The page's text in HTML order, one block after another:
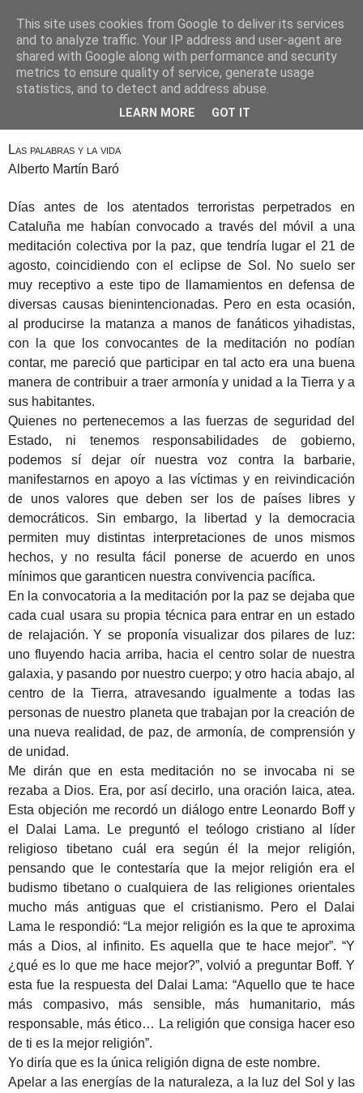
Alberto Martín Baró
2 de septiembre de 2017
Meditación por la paz
Las palabras y la vida
Alberto Martín Baró
Días antes de los atentados terroristas perpetrados en
Cataluña me habían convocado a través del móvil a una
meditación colectiva por la paz, que tendría lugar el 21 de
agosto, coincidiendo con el eclipse de Sol. No suelo ser
muy receptivo a este tipo de llamamientos en defensa de
diversas causas bienintencionadas. Pero en esta ocasión,
al producirse la matanza a manos de fanáticos yihadistas,
con la que los convocantes de la meditación no podían
contar, me pareció que participar en tal acto era una buena
manera de contribuir a traer armonía y unidad a la Tierra y a
sus habitantes.
Quienes no pertenecemos a las fuerzas de seguridad del
Estado, ni tenemos responsabilidades de gobierno,
podemos sí dejar oír nuestra voz contra la barbarie,
manifestarnos en apoyo a las víctimas y en reivindicación
de unos valores que deben ser los de países libres y
democráticos. Sin embargo, la libertad y la democracia
permiten muy distintas interpretaciones de unos mismos
hechos, y no resulta fácil ponerse de acuerdo en unos
mínimos que garanticen nuestra convivencia pacífica.
En la convocatoria a la meditación por la paz se dejaba que
cada cual usara su propia técnica para entrar en un estado
de relajación. Y se proponía visualizar dos pilares de luz:
uno fluyendo hacia arriba, hacia el centro solar de nuestra
galaxia, y pasando por nuestro cuerpo; y otro hacia abajo, al
centro de la Tierra, atravesando igualmente a todas las
personas de nuestro planeta que trabajan por la creación de
una nueva realidad, de paz, de armonía, de comprensión y
de unidad.
Me dirán que en esta meditación no se invocaba ni se
rezaba a Dios. Era, por así decirlo, una oración laica, atea.
Esta objeción me recordó un diálogo entre Leonardo Boff y
el Dalai Lama. Le preguntó el teólogo cristiano al líder
religioso tibetano cuál era según él la mejor religión,
pensando que le contestaría que la mejor religión era el
budismo tibetano o cualquiera de las religiones orientales
mucho más antiguas que el cristianismo. Pero el Dalai
Lama le respondió: “La mejor religión es la que te aproxima
más a Dios, al infinito. Es aquella que te hace mejor”. “Y
¿qué es lo que me hace mejor?”, volvió a preguntar Boff. Y
esta fue la respuesta del Dalai Lama: “Aquello que te hace
más compasivo, más sensible, más humanitario, más
responsable, más ético… La religión que consiga hacer eso
de ti es la mejor religión”.
Yo diría que es la única religión digna de este nombre.
Apelar a las energías de la naturaleza, a la luz del Sol y las
This site uses cookies from Google to deliver its services
and to analyze traffic. Your IP address and user-agent are
shared with Google along with performance and security
metrics to ensure quality of service, generate usage
statistics, and to detect and address abuse.
LEARN MORE GOT IT